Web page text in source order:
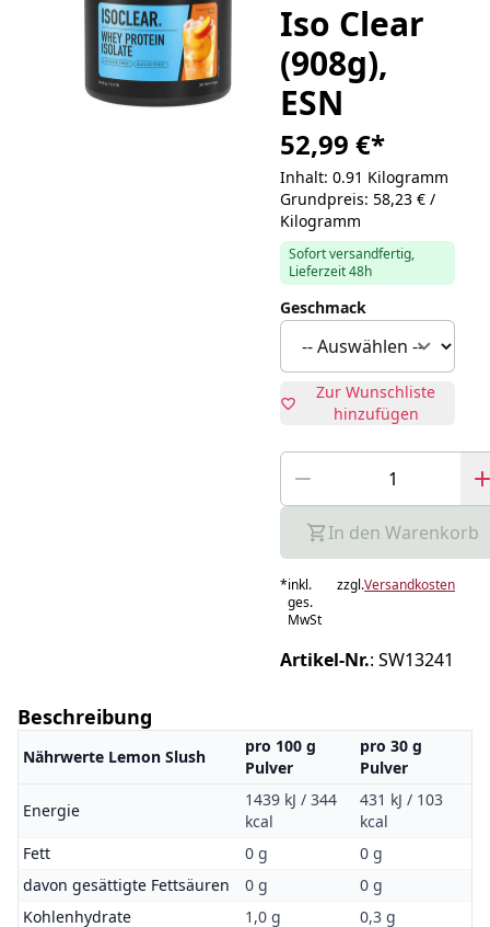
Iso Clear
(908g),
ESN
52,99 €*
Inhalt: 0.91 Kilogramm
Grundpreis: 58,23 € /
Kilogramm
Sofort versandfertig,
Lieferzeit 48h
Geschmack
Zur Wunschliste
hinzufügen
In den Warenkorb
*inkl.
ges.
MwSt
zzgl.Versandkosten
Artikel-Nr.: SW13241
Beschreibung
Nährwerte Lemon Slush
pro 100 g
Pulver
pro 30 g
Pulver
Energie
1439 kJ / 344
kcal
431 kJ / 103
kcal
Fett
0 g
0 g
davon gesättigte Fettsäuren
0 g
0 g
Kohlenhydrate
1,0 g
0,3 g